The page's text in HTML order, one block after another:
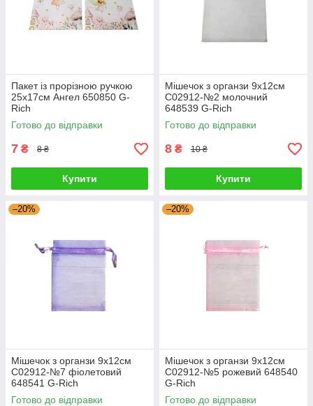
Пакет із прорізною ручкою
25х17см Ангел 650850 G-
Rich
Готово до відправки
7 ₴ 8 ₴
Купити
Мішечок з органзи 9х12см
С02912-№2 молочний
648539 G-Rich
Готово до відправки
8 ₴ 10 ₴
Купити
–20%
Мішечок з органзи 9х12см
С02912-№7 фіолетовий
648541 G-Rich
Готово до відправки
–20%
Мішечок з органзи 9х12см
С02912-№5 рожевий 648540
G-Rich
Готово до відправки